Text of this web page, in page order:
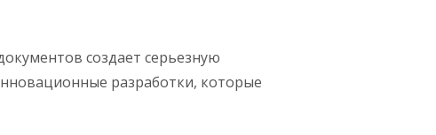
создает серьезную
разработки, которые